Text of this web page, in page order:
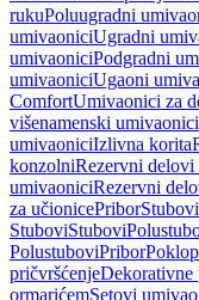
rukuPoluugradni
umivaoniciUgradni
umivaoniciPodgradni
umivaoniciUgaoni
ComfortUmivaonici za
višenamenski umivaonici
umivaoniciIzlivna korita
konzolniRezervni delovi
umivaoniciRezervni
za učionicePriborStubovi
StuboviStubovi
PolustuboviPribor
pričvršćenjeDekorativne
ormarićemSetovi